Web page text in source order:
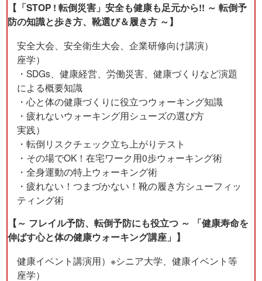
【「STOP ! 転倒災害」安全も健康も足元から!! ～ 転倒予
防の知識と歩き方、靴選び＆履き方 ～】
安全大会、安全衛生大会、企業研修向け講演）
座学）
・SDGs、健康経営、労働災害、健康づくりなど演題
による概要知識
・心と体の健康づくりに役立つウォーキング知識
・疲れないウォーキング用シューズの選び方
実践）
・転倒リスクチェック立ち上がりテスト
・その場でOK！在宅ワーク用0歩ウォーキング術
・全身運動の特上ウォーキング術
・疲れない！つまづかない！靴の履き方シューフィッ
ティング術
【～ フレイル予防、転倒予防にも役立つ ～ 「健康寿命を
伸ばす心と体の健康ウォーキング講座」】
健康イベント講演用）※シニア大学、健康イベント等
座学）